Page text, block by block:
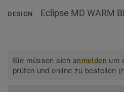
DESIGN Eclipse MD WARM
Sie müssen sichanmelden um
prüfen und online zu bestellen